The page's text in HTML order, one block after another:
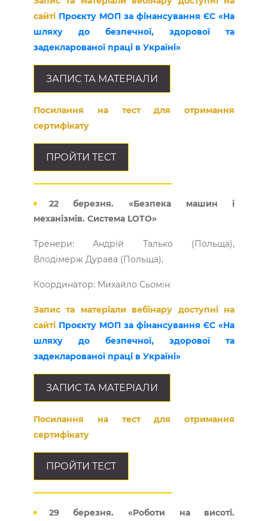
сайті Проєкту МОП за фінансування ЄС «На
шляху до безпечної, здорової та
задекларованої праці в Україні»
ЗАПИС ТА МАТЕРІАЛИ
Посилання на тест для отримання
сертифікату
ПРОЙТИ ТЕСТ
22 березня. «Безпека машин і
механізмів. Система LOTO»
Тренери: Андрій Талько (Польща),
Влодімерж Дурава (Польща),
Координатор: Михайло Сьомін
Запис та матеріали вебінару доступні на
сайті Проєкту МОП за фінансування ЄС «На
шляху до безпечної, здорової та
задекларованої праці в Україні»
ЗАПИС ТА МАТЕРІАЛИ
Посилання на тест для отримання
сертифікату
ПРОЙТИ ТЕСТ
29 березня. «Роботи на висоті.